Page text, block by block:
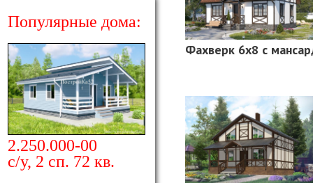
Фахверк 6х8 с
Популярные дома:
2.250.000-00
с/у, 2 сп. 72 кв.